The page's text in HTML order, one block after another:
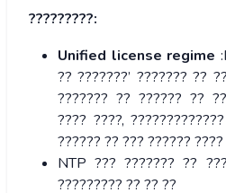
?????????:
Unified license regime
?? ???????’ ??????? ??
??????? ?? ?????? ??
???? ????,
?????? ?? ??? ??????
NTP ??? ??????? ??
????????? ?? ?? ??